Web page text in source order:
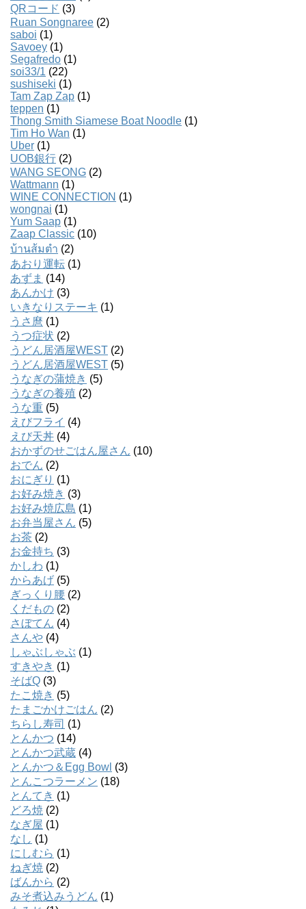
QRコード (3)
Ruan Songnaree (2)
saboi (1)
Savoey (1)
Segafredo (1)
soi33/1 (22)
sushiseki (1)
Tam Zap Zap (1)
teppen (1)
Thong Smith Siamese Boat Noodle (1)
Tim Ho Wan (1)
Uber (1)
UOB銀行 (2)
WANG SEONG (2)
Wattmann (1)
WINE CONNECTION (1)
wongnai (1)
Yum Saap (1)
Zaap Classic (10)
บ้านส้มตํา (2)
あおり運転 (1)
あずま (14)
あんかけ (3)
いきなりステーキ (1)
うさ麿 (1)
うつ症状 (2)
うどん居酒屋WEST (2)
うどん居酒屋WEST (5)
うなぎの蒲焼き (5)
うなぎの養殖 (2)
うな重 (5)
えびフライ (4)
えび天丼 (4)
おかずのせごはん屋さん (10)
おでん (2)
おにぎり (1)
お好み焼き (3)
お好み焼広島 (1)
お弁当屋さん (5)
お茶 (2)
お金持ち (3)
かしわ (1)
からあげ (5)
ぎっくり腰 (2)
くだもの (2)
さぼてん (4)
さんや (4)
しゃぶしゃぶ (1)
すきやき (1)
そばQ (3)
たこ焼き (5)
たまごかけごはん (2)
ちらし寿司 (1)
とんかつ (14)
とんかつ武蔵 (4)
とんかつ＆Egg Bowl (3)
とんこつラーメン (18)
とんてき (1)
どろ焼 (2)
なぎ屋 (1)
なし (1)
にしむら (1)
ねぎ焼 (2)
ばんから (2)
みそ煮込みうどん (1)